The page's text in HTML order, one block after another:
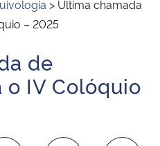
> Última chamada
– 2025
de
IV Colóquio